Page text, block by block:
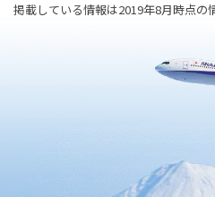
掲載している情報は2019年8月時点の